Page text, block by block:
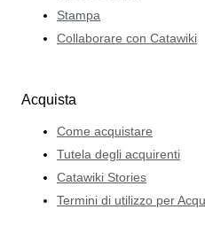
Stampa
Collaborare con Catawiki
Acquista
Come acquistare
Tutela degli acquirenti
Catawiki Stories
Termini di utilizzo per